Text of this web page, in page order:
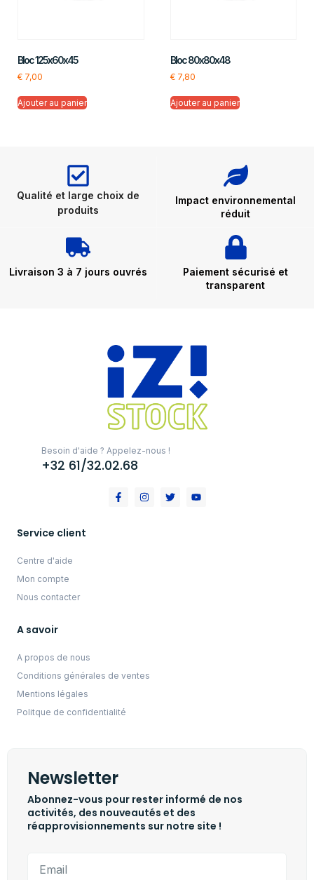
Bloc 125x60x45
€ 7,00
Ajouter au panier
Bloc 80x80x48
€7,80
Ajouter au panier
Qualité et large choix de
produits
Impact environnemental
réduit
Livraison 3 à 7 jours ouvrés
Paiement sécurisé et
transparent
Besoin d'aide ? Appelez-nous !
+32 61/32.02.68
Service client
Centre d'aide
Mon compte
Nous contacter
A savoir
A propos de nous
Conditions générales de ventes
Mentions légales
Politque de confidentialité
Newsletter
Abonnez-vous pour rester informé de nos
activités, des nouveautés et des
réapprovisionnements sur notre site !